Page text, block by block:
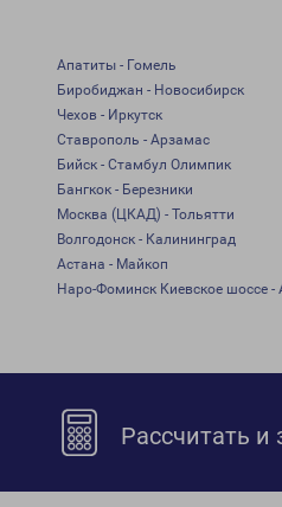
Апатиты - Гомель
Биробиджан - Новосибирск
Чехов - Иркутск
Ставрополь - Арзамас
Бийск - Стамбул Олимпик
Бангкок - Березники
Москва (ЦКАД) - Тольятти
Волгодонск - Калининград
Астана - Майкоп
Наро-Фоминск Киевское шоссе -
Рассчитать и